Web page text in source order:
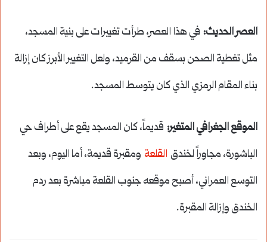
العصر الحديث: في هذا العصر، طرأت تغييرات على بنية المسجد،
مثل تغطية الصحن بسقف من القرميد، ولعل التغيير الأبرز كان إزالة
بناء المقام الرمزي الذي كان يتوسط المسجد.
الموقع الجغرافي المتغير: قديماً، كان المسجد يقع على أطراف حي
الباشورة، مجاوراً لخندق القلعة ومقبرة قديمة، أما اليوم، وبعد
التوسع العمراني، أصبح موقعه جنوب القلعة مباشرة بعد ردم
الخندق وإزالة المقبرة.